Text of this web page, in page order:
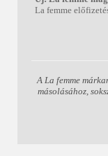
La femme
A La femme
másolásához,